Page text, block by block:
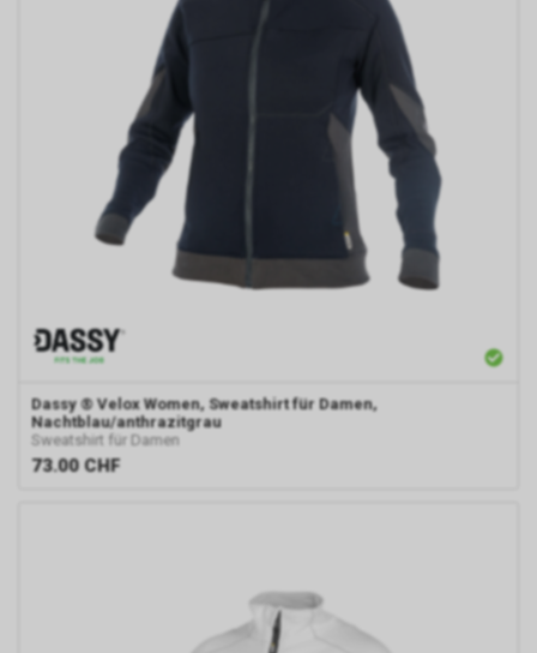
Dassy ® Velox Women, Sweatshirt für Damen,
Nachtblau/anthrazitgrau
Sweatshirt für Damen
73.00 CHF